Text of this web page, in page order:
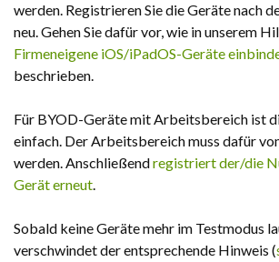
werden. Registrieren Sie die Geräte nach
neu. Gehen Sie dafür vor, wie in unserem
Firmeneigene iOS/iPadOS-Geräte
beschrieben.
Für BYOD-Geräte mit Arbeitsbereich ist
einfach. Der Arbeitsbereich muss dafür
werden. Anschließendregistriert der/die
Gerät erneut.
Sobald keine Geräte mehr im Testmodus
verschwindet der entsprechende Hinweis (